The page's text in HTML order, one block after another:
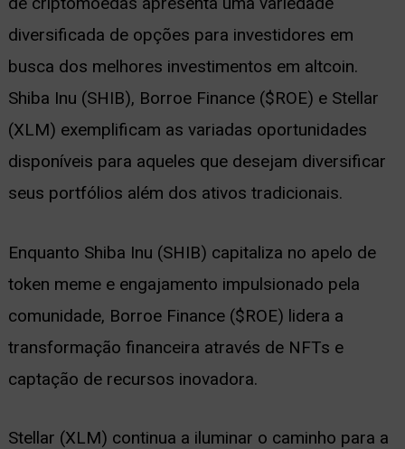
diversificada de opções para investidores em
busca dos melhores investimentos em altcoin.
Shiba Inu (SHIB), Borroe Finance ($ROE) e Stellar
(XLM) exemplificam as variadas oportunidades
disponíveis para aqueles que desejam diversificar
seus portfólios além dos ativos tradicionais.
Enquanto Shiba Inu (SHIB) capitaliza no apelo de
token meme e engajamento impulsionado pela
comunidade, Borroe Finance ($ROE) lidera a
transformação financeira através de NFTs e
captação de recursos inovadora.
Stellar (XLM) continua a iluminar o caminho para a